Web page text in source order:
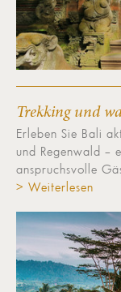
Trekking und
Erleben Sie Bali
und Regenwald –
anspruchsvolle
> Weiterlesen